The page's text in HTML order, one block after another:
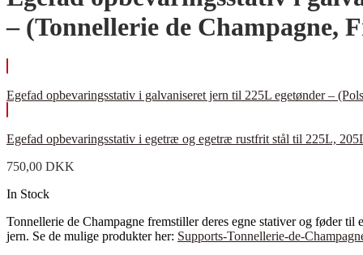
– (Tonnellerie de Champagne,
Egefad opbevaringsstativ i galvaniseret jern til 225L egetønder –
Egefad opbevaringsstativ i egetræ og egetræ rustfrit stål til 225L,
750,00 DKK
In Stock
Tonnellerie de Champagne fremstiller deres egne stativer og føder
jern. Se de mulige produkter her: Supports-Tonnellerie-de-